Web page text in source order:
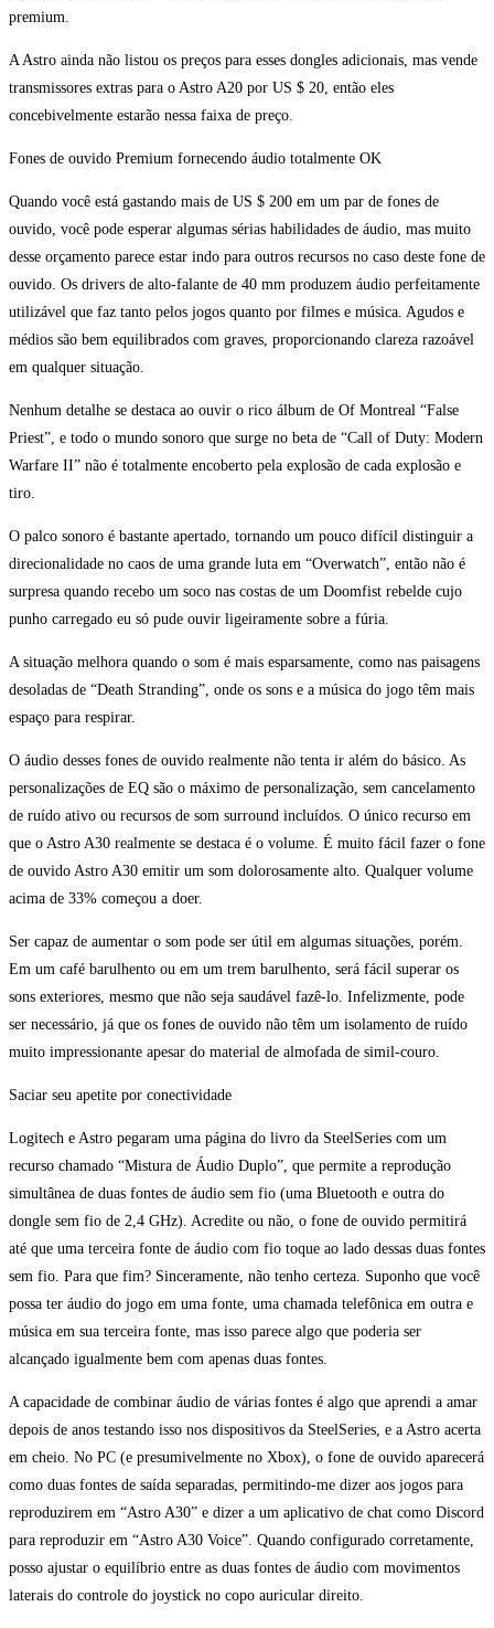
premium.
A Astro ainda não listou os preços para esses dongles adicionais, mas vende
transmissores extras para o Astro A20 por US $ 20, então eles
concebivelmente estarão nessa faixa de preço.
Fones de ouvido Premium fornecendo áudio totalmente OK
Quando você está gastando mais de US $ 200 em um par de fones de
ouvido, você pode esperar algumas sérias habilidades de áudio, mas muito
desse orçamento parece estar indo para outros recursos no caso deste fone de
ouvido. Os drivers de alto-falante de 40 mm produzem áudio perfeitamente
utilizável que faz tanto pelos jogos quanto por filmes e música. Agudos e
médios são bem equilibrados com graves, proporcionando clareza razoável
em qualquer situação.
Nenhum detalhe se destaca ao ouvir o rico álbum de Of Montreal “False
Priest”, e todo o mundo sonoro que surge no beta de “Call of Duty: Modern
Warfare II” não é totalmente encoberto pela explosão de cada explosão e
tiro.
O palco sonoro é bastante apertado, tornando um pouco difícil distinguir a
direcionalidade no caos de uma grande luta em “Overwatch”, então não é
surpresa quando recebo um soco nas costas de um Doomfist rebelde cujo
punho carregado eu só pude ouvir ligeiramente sobre a fúria.
A situação melhora quando o som é mais esparsamente, como nas paisagens
desoladas de “Death Stranding”, onde os sons e a música do jogo têm mais
espaço para respirar.
O áudio desses fones de ouvido realmente não tenta ir além do básico. As
personalizações de EQ são o máximo de personalização, sem cancelamento
de ruído ativo ou recursos de som surround incluídos. O único recurso em
que o Astro A30 realmente se destaca é o volume. É muito fácil fazer o fone
de ouvido Astro A30 emitir um som dolorosamente alto. Qualquer volume
acima de 33% começou a doer.
Ser capaz de aumentar o som pode ser útil em algumas situações, porém.
Em um café barulhento ou em um trem barulhento, será fácil superar os
sons exteriores, mesmo que não seja saudável fazê-lo. Infelizmente, pode
ser necessário, já que os fones de ouvido não têm um isolamento de ruído
muito impressionante apesar do material de almofada de simil-couro.
Saciar seu apetite por conectividade
Logitech e Astro pegaram uma página do livro da SteelSeries com um
recurso chamado “Mistura de Áudio Duplo”, que permite a reprodução
simultânea de duas fontes de áudio sem fio (uma Bluetooth e outra do
dongle sem fio de 2,4 GHz). Acredite ou não, o fone de ouvido permitirá
até que uma terceira fonte de áudio com fio toque ao lado dessas duas fontes
sem fio. Para que fim? Sinceramente, não tenho certeza. Suponho que você
possa ter áudio do jogo em uma fonte, uma chamada telefônica em outra e
música em sua terceira fonte, mas isso parece algo que poderia ser
alcançado igualmente bem com apenas duas fontes.
A capacidade de combinar áudio de várias fontes é algo que aprendi a amar
depois de anos testando isso nos dispositivos da SteelSeries, e a Astro acerta
em cheio. No PC (e presumivelmente no Xbox), o fone de ouvido aparecerá
como duas fontes de saída separadas, permitindo-me dizer aos jogos para
reproduzirem em “Astro A30” e dizer a um aplicativo de chat como Discord
para reproduzir em “Astro A30 Voice”. Quando configurado corretamente,
posso ajustar o equilíbrio entre as duas fontes de áudio com movimentos
laterais do controle do joystick no copo auricular direito.